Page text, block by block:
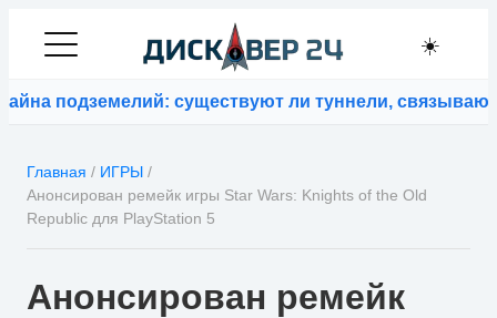
☀️
существуют ли туннели, связывающие
Главная / ИГРЫ /
Анонсирован ремейк игры Star Wars: Knights of the Old
Republic для PlayStation 5
Анонсирован ремейк